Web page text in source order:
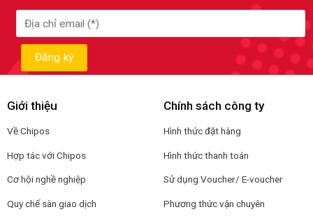
Giới thiệu
Về Chipos
Hợp tác với Chipos
Cơ hội nghề nghiệp
Quy chế sàn giao dịch
Chính sách công ty
Hình thức đặt hàng
Hình thức thanh toán
Sử dụng Voucher/ E-voucher
Phương thức vận chuyên